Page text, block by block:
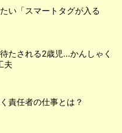
い「スマートタグが入る
たされる2歳児...かんしゃく
夫
責任者の仕事とは？